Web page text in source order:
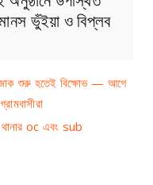
ভুঁইয়া ও বিপ্লব
শুরু হতেই বিক্ষোভ — আগে
থানার oc এবং sub